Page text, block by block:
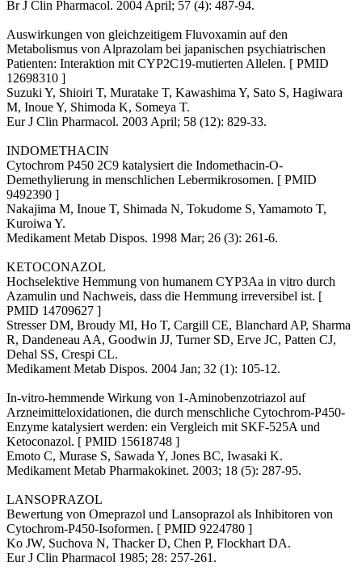
Br J Clin Pharmacol. 2004 April; 57 (4): 487-94.
Auswirkungen von gleichzeitigem Fluvoxamin auf den
Metabolismus von Alprazolam bei japanischen psychiatrischen
Patienten: Interaktion mit CYP2C19-mutierten Allelen. [ PMID
12698310 ]
Suzuki Y, Shioiri T, Muratake T, Kawashima Y, Sato S, Hagiwara
M, Inoue Y, Shimoda K, Someya T.
Eur J Clin Pharmacol. 2003 April; 58 (12): 829-33.
INDOMETHACIN
Cytochrom P450 2C9 katalysiert die Indomethacin-O-
Demethylierung in menschlichen Lebermikrosomen. [ PMID
9492390 ]
Nakajima M, Inoue T, Shimada N, Tokudome S, Yamamoto T,
Kuroiwa Y.
Medikament Metab Dispos. 1998 Mar; 26 (3): 261-6.
KETOCONAZOL
Hochselektive Hemmung von humanem CYP3Aa in vitro durch
Azamulin und Nachweis, dass die Hemmung irreversibel ist. [
PMID 14709627 ]
Stresser DM, Broudy MI, Ho T, Cargill CE, Blanchard AP, Sharma
R, Dandeneau AA, Goodwin JJ, Turner SD, Erve JC, Patten CJ,
Dehal SS, Crespi CL.
Medikament Metab Dispos. 2004 Jan; 32 (1): 105-12.
In-vitro-hemmende Wirkung von 1-Aminobenzotriazol auf
Arzneimitteloxidationen, die durch menschliche Cytochrom-P450-
Enzyme katalysiert werden: ein Vergleich mit SKF-525A und
Ketoconazol. [ PMID 15618748 ]
Emoto C, Murase S, Sawada Y, Jones BC, Iwasaki K.
Medikament Metab Pharmakokinet. 2003; 18 (5): 287-95.
LANSOPRAZOL
Bewertung von Omeprazol und Lansoprazol als Inhibitoren von
Cytochrom-P450-Isoformen. [ PMID 9224780 ]
Ko JW, Suchova N, Thacker D, Chen P, Flockhart DA.
Eur J Clin Pharmacol 1985; 28: 257-261.